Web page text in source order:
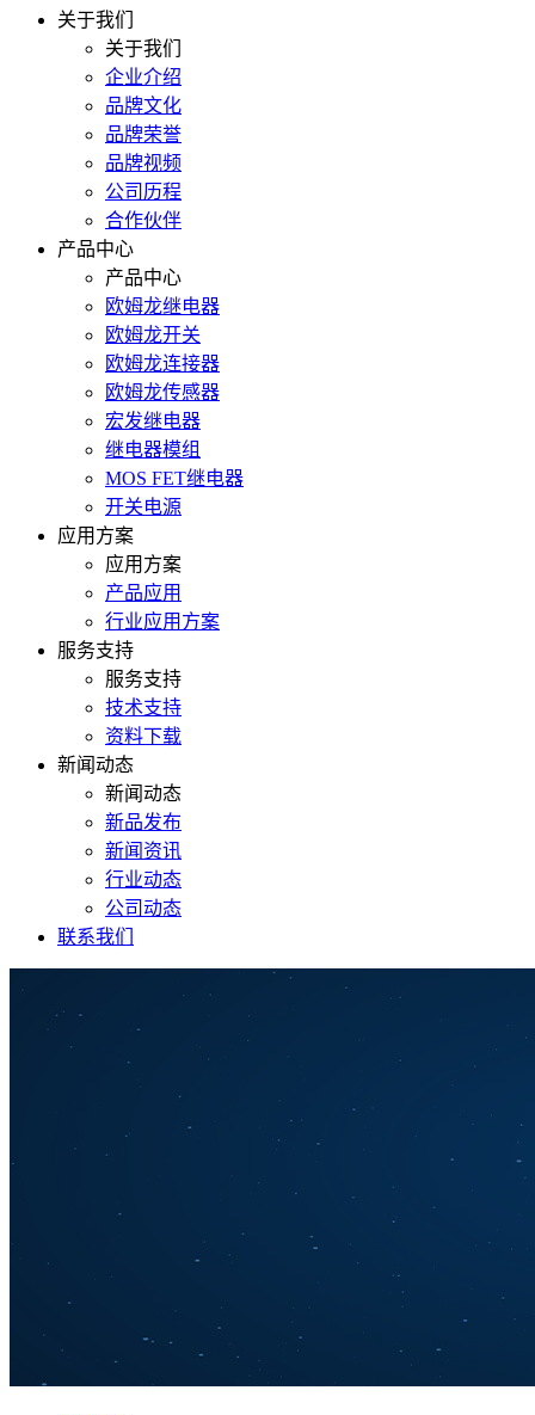
关于我们
关于我们
企业介绍
品牌文化
品牌荣誉
品牌视频
公司历程
合作伙伴
产品中心
产品中心
欧姆龙继电器
欧姆龙开关
欧姆龙连接器
欧姆龙传感器
宏发继电器
继电器模组
MOS FET继电器
开关电源
应用方案
应用方案
产品应用
行业应用方案
服务支持
服务支持
技术支持
资料下载
新闻动态
新闻动态
新品发布
新闻资讯
行业动态
公司动态
联系我们